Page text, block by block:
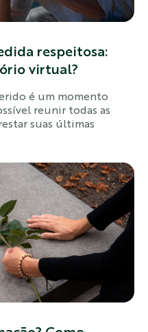
respeitosa:
virtual?
é um momento
reunir todas as
suas últimas